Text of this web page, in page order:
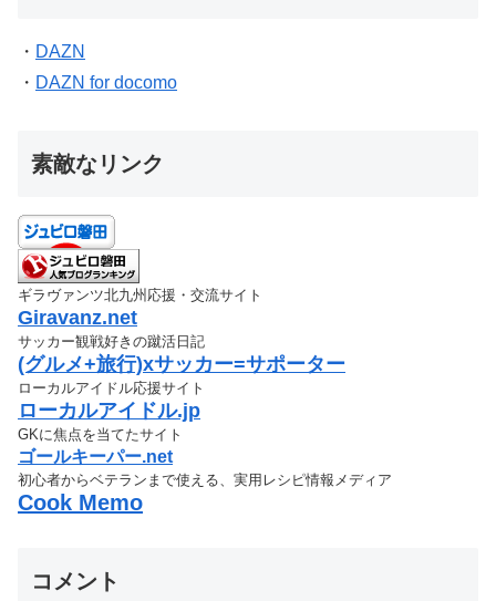
・ DAZN
・ DAZN for docomo
素敵なリンク
ギラヴァンツ北九州応援・交流サイト
Giravanz.net
サッカー観戦好きの蹴活日記
(グルメ+旅行)xサッカー=サポーター
ローカルアイドル応援サイト
ローカルアイドル.jp
GKに焦点を当てたサイト
ゴールキーパー.net
初心者からベテランまで使える、実用レシピ情報メディア
Cook Memo
コメント